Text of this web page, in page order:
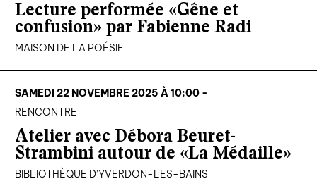
Lecture performée «Gêne et
confusion» par Fabienne Radi
MAISON DE LA POÉSIE
SAMEDI 22 NOVEMBRE 2025 À 10:00 -
RENCONTRE
Atelier avec Débora Beuret-
Strambini autour de «La Médaille»
BIBLIOTHÈQUE D’YVERDON-LES-BAINS